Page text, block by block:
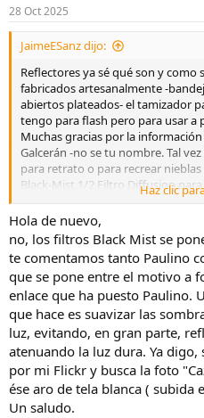
28 Oct 2025
JaimeESanz dijo:
Reflectores ya sé qué son y
fabricados artesanalmente -
abiertos plateados- el tamizador
tengo para flash pero para usar a
Muchas gracias por la
Galcerán -no se tu nombre. Tal
para retrato o para recrear
Black-Mist 1/2 Filtro Diffusion
Vídeo? Saludos a los dos y buena
Haz clic
Hola de nuevo,
no, los filtros Black Mist se
te comentamos tanto Paulino
que se pone entre el motivo a
enlace que ha puesto Paulino.
que hace es suavizar las
luz, evitando, en gran parte,
atenuando la luz dura. Ya
por mi Flickr y busca la foto
ése aro de tela blanca ( subida
Un saludo.